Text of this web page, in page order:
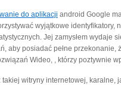
do aplikacji android Google
wyjątkowe identyfikatory,
Jej zamysłem wydaje
aby posiadać pełne przekonanie,
Wideo, , którzy poztywnie
witryny internetowej, karalne,